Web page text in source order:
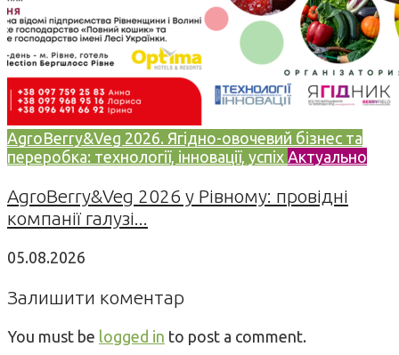
AgroBerry&Veg 2026. Ягідно-овочевий бізнес та
переробка: технології, інновації, успіх Актуально
AgroBerry&Veg 2026 у Рівному: провідні
компанії галузі...
05.08.2026
Залишити коментар
You must be logged in to post a comment.